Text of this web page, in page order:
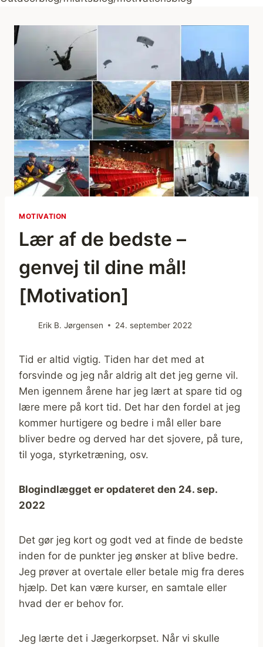
MOTIVATION
Lær af de bedste –
genvej til dine mål!
[Motivation]
Erik B. Jørgensen 24. september 2022
Tid er altid vigtig. Tiden har det med at
forsvinde og jeg når aldrig alt det jeg gerne vil.
Men igennem årene har jeg lært at spare tid og
lære mere på kort tid. Det har den fordel at jeg
kommer hurtigere og bedre i mål eller bare
bliver bedre og derved har det sjovere, på ture,
til yoga, styrketræning, osv.
Blogindlægget er opdateret den 24. sep.
2022
Det gør jeg kort og godt ved at finde de bedste
inden for de punkter jeg ønsker at blive bedre.
Jeg prøver at overtale eller betale mig fra deres
hjælp. Det kan være kurser, en samtale eller
hvad der er behov for.
Jeg lærte det i Jægerkorpset. Når vi skulle